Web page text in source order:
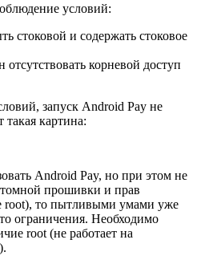
условий:
стоковой и содержать стоковое
отсутствовать корневой доступ
запуск Android Pay не
такая картина:
Android Pay, но при этом не
прошивки и прав
root), то пытливыми умами уже
ограничения. Необходимо
root (не работает на